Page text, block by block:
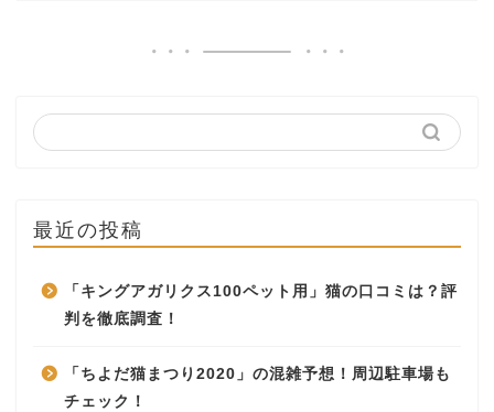
最近の投稿
「キングアガリクス100ペット用」猫の口コミは？評
判を徹底調査！
「ちよだ猫まつり2020」の混雑予想！周辺駐車場も
チェック！